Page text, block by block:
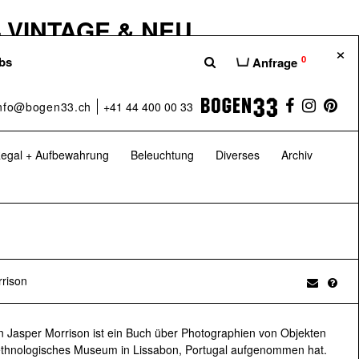
×
Anfrage 0
+41 44 400 00 33
+ Aufbewahrung Beleuchtung Diverses
Archiv
Jasper Morrison ist ein Buch über Photographien von Objekten
Museum in Lissabon, Portugal aufgenommen hat.
& NEU
unserer Möbelshops Bogen33,
ihr das Beste aus der Welt des
bei uns im H100.
10:00–17:00 Uhr
H100 – Das Möbelhaus
20 Jahren auf Vintage-Möbel und